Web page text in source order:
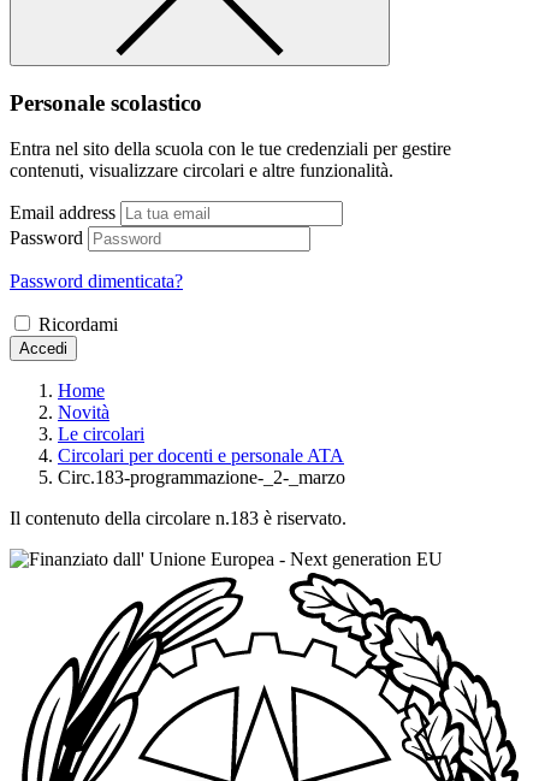
Personale scolastico
Entra nel sito della scuola con le tue credenziali per gestire
contenuti, visualizzare circolari e altre funzionalità.
Email address
Password
Password dimenticata?
Ricordami
Accedi
Home
Novità
Le circolari
Circolari per docenti e personale ATA
Circ.183-programmazione-_2-_marzo
Il contenuto della circolare n.183 è riservato.